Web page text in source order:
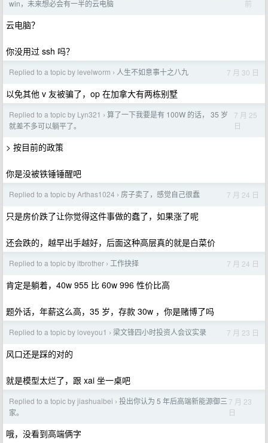
win，未来想必会有一半的云电脑
前
云电脑？
你没用过 ssh 吗？
Replied to a topic by levelworm › 人生不如意事十之八九 7 月 30 日
以免其他 v 友被骗了，op 在加拿大有两栋别墅
Replied to a topic by Lyn321 › 算了一下我要是有 100W 的话， 35 岁
就差不多可以躺平了。
7 月 25
日
> 按目前的政策
你是没被铁锤锤醒吧
Replied to a topic by Arthas1024 › 房子卖了，感觉自己很蠢 7 月 24 日
只是房价跌了让你觉得这件事做的蠢了，如果涨了呢
还会跌的，越早出手越好，后面这种高层真的就是白菜价
Replied to a topic by itbrother › 工作抉择 7 月 24 日
肯定是躺着，40w 955 比 60w 996 性价比高
题外话，年薪这么高，35 岁，存款 30w ，你是赌博了吗
Replied to a topic by loveyou1 › 梁文锋四小时投资人会议实录 7 月 23 日
风口还是踩的对的
就是模型太烂了，跟 xai 坐一桌吧
Replied to a topic by jiashuaibei › 投出你认为 5 年后高端新能源御三
家。
7 月 23
日
哦，没看到高端俩字